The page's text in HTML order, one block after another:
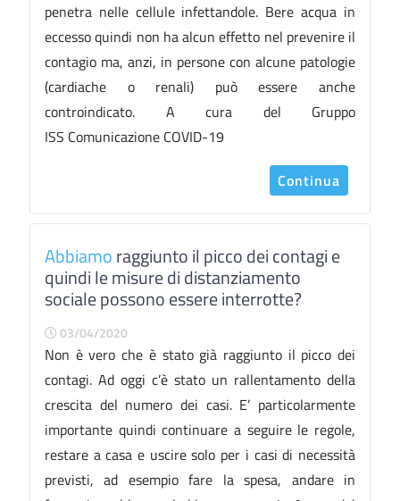
penetra nelle cellule infettandole. Bere acqua in
eccesso quindi non ha alcun effetto nel prevenire il
contagio ma, anzi, in persone con alcune patologie
(cardiache o renali) può essere anche
controindicato. A cura del Gruppo
ISS Comunicazione COVID-19
Continua
Abbiamoraggiunto il picco dei contagi e
quindi le misure di distanziamento
sociale possono essere interrotte?
03/04/2020
Non è vero che è stato già raggiunto il picco dei
contagi. Ad oggi c’è stato un rallentamento della
crescita del numero dei casi. E’ particolarmente
importante quindi continuare a seguire le regole,
restare a casa e uscire solo per i casi di necessità
previsti, ad esempio fare la spesa, andare in